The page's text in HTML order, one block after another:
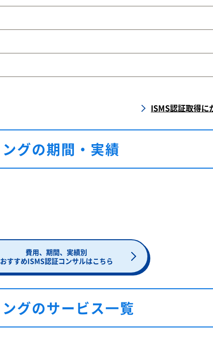
ISMS認証取得に
グの期間・実績
費用、期間、実績別
おすすめISMS認証コンサルはこちら
グのサービス一覧